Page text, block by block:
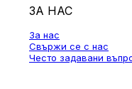
ЗА НАС
За нас
Свържи се с нас
Често задавани